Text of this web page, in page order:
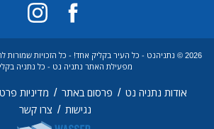
2026 © נתניהנט - כל העיר בקליק אחד! - כל הזכויות
מפעילת האתר נתניה נט - כל נתניה
אודות נתניה נט / פרסום באתר / מדיניות
נגישות / צרו קשר